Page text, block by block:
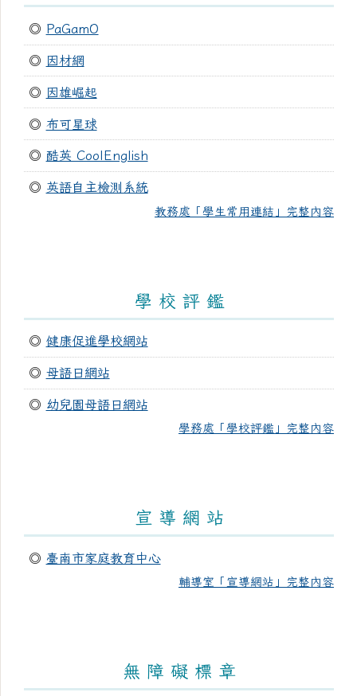
◎ PaGamO
◎ 因材網
◎ 因雄崛起
◎ 布可星球
◎ 酷英 CoolEnglish
◎ 英語自主檢測系統
教務處「學生常用連結」完整內容
學 校 評 鑑
◎ 健康促進學校網站
◎ 母語日網站
◎ 幼兒園母語日網站
學務處「學校評鑑」完整內容
宣 導 網 站
◎ 臺南市家庭教育中心
輔導室「宣導網站」完整內容
無 障 礙 標 章